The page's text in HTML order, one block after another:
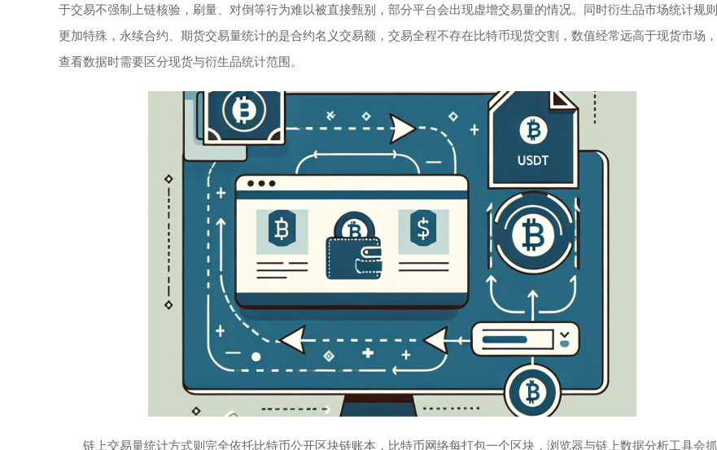
于交易不强制上链核验，刷量、对倒等行为难以被直接甄别，部分平台会出现虚增交易量的情况。同时衍生品市场统计规则
更加特殊，永续合约、期货交易量统计的是合约名义交易额，交易全程不存在比特币现货交割，数值经常远高于现货市场，
查看数据时需要区分现货与衍生品统计范围。
链上交易量统计方式则完全依托比特币公开区块链账本，比特币网络每打包一个区块，浏览器与链上数据分析工具会抓